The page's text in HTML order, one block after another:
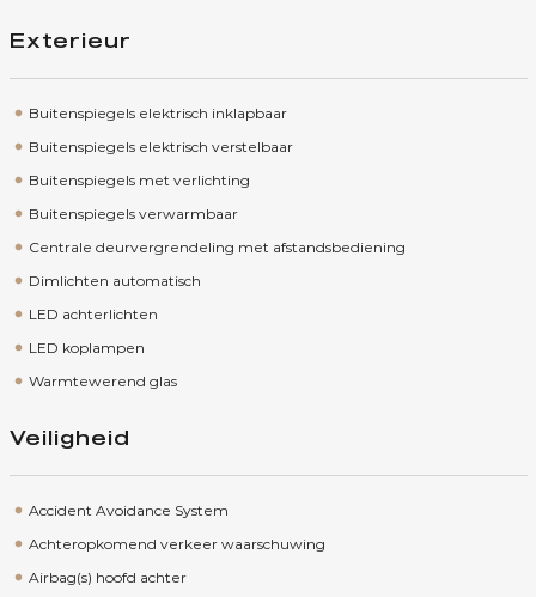
Exterieur
Buitenspiegels elektrisch inklapbaar
Buitenspiegels elektrisch verstelbaar
Buitenspiegels met verlichting
Buitenspiegels verwarmbaar
Centrale deurvergrendeling met afstandsbediening
Dimlichten automatisch
LED achterlichten
LED koplampen
Warmtewerend glas
Veiligheid
Accident Avoidance System
Achteropkomend verkeer waarschuwing
Airbag(s) hoofd achter